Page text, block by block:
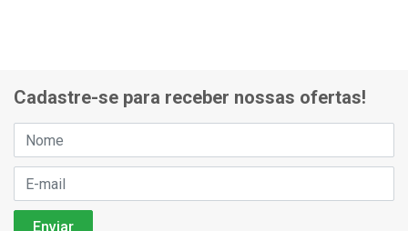
Cadastre-se para receber nossas ofertas!